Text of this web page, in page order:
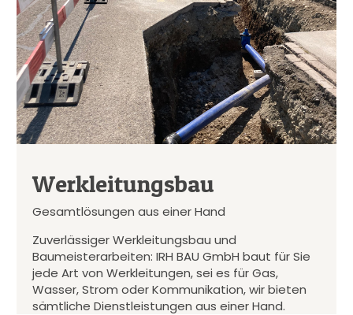
Werkleitungsbau
Gesamtlösungen aus einer Hand
Zuverlässiger Werkleitungsbau und
Baumeisterarbeiten: IRH BAU GmbH baut für Sie
jede Art von Werkleitungen, sei es für Gas,
Wasser, Strom oder Kommunikation, wir bieten
sämtliche Dienstleistungen aus einer Hand.